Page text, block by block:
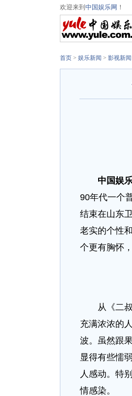
欢迎来到 中国娱乐网 ！
首页 > 娱乐新闻 > 影视新闻
中国娱
90年代一个
结束在山东
老实的个性
个更有胸怀
从《二叔
充满浓浓的
波。虽然跟
显得有些懦
人感动。特
情感染。